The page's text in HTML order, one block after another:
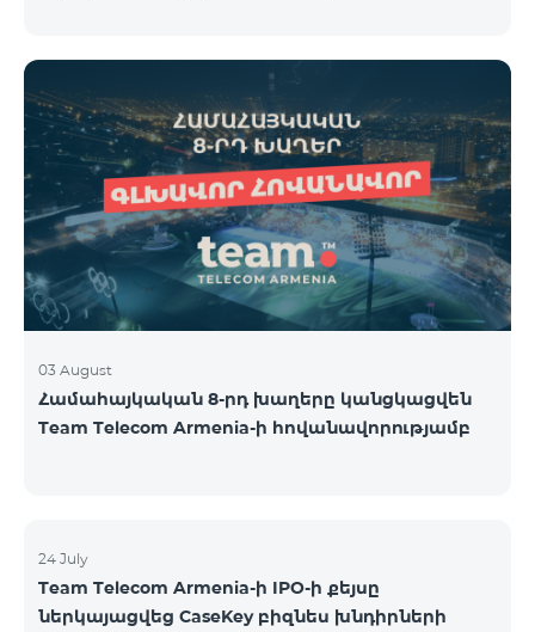
- the 1st month is free. A smartphone can also be
purchased on credit, starting from 1250 AMD per
month. Bank charges are added to the monthly fee.
Tariff terms are below. Prepaid package Teamtok.
Monthly fee: 2500 AMD 250minutes to RA, Artsakh,
USA and Canada, Beeline Russia and Tele2 mob
03 August
Համահայկական 8-րդ խաղերը կանցկացվեն
Team Telecom Armenia-ի հովանավորությամբ
24 July
Team Telecom Armenia-ի IPO-ի քեյսը
ներկայացվեց CaseKey բիզնես խնդիրների